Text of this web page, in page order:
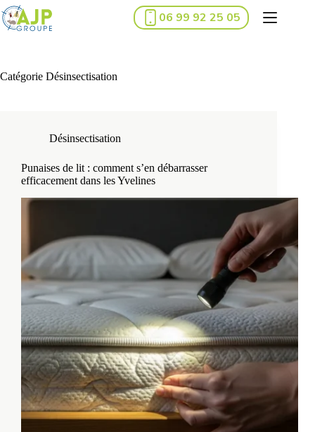
Passer
au
contenu
06 99 92 25 05
Catégorie Désinsectisation
Désinsectisation
Punaises de lit : comment s’en débarrasser
efficacement dans les Yvelines